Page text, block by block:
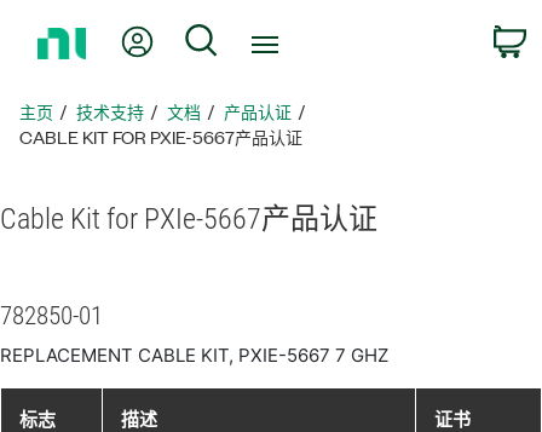
页
我的账户 搜索
主页 技术支持 文档
产品认证
CABLE KIT FOR PXIE-5667产品认证
Cable Kit for PXIe-5667产品认证
782850-01
REPLACEMENT CABLE KIT, PXIE-5667 7 GHZ
标志 描述 证书